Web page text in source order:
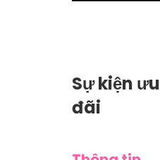
Sự kiện ưu
đãi